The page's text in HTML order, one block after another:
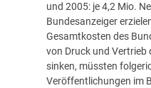
und 2005: je 4,2 Mio.
Bundesanzeiger
Gesamtkosten des
von Druck und
sinken, müssten
Veröffentlichungen im